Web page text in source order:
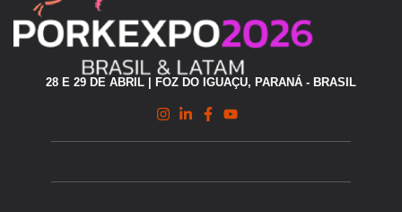
28 E 29 DE ABRIL | FOZ DO IGUAÇU, PARANÁ - BRASIL